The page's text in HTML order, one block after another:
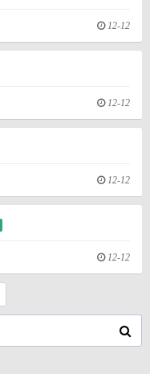
12-12
12-12
12-12
12-12